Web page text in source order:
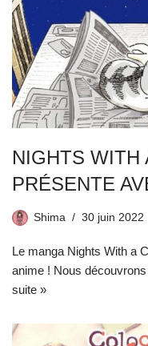
NIGHTS WITH
PRÉSENTE
Shima 30 juin 2022
Le manga Nights With a
anime ! Nous
suite »